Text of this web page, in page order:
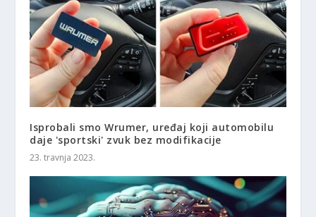
Isprobali smo Wrumer, uređaj koji automobilu
daje 'sportski' zvuk bez modifikacije
23. travnja 2023.